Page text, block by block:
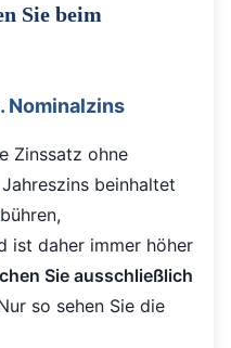
Sie beim
Nominalzins
Zinssatz ohne
beinhaltet
ist daher immer höher
Sie ausschließlich
so sehen Sie die